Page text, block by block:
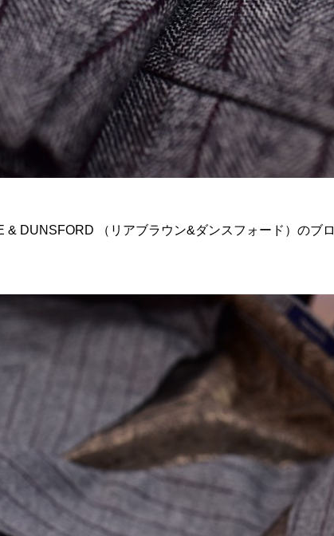
& DUNSFORD （リアブラウン&ダンスフォード）のブロ